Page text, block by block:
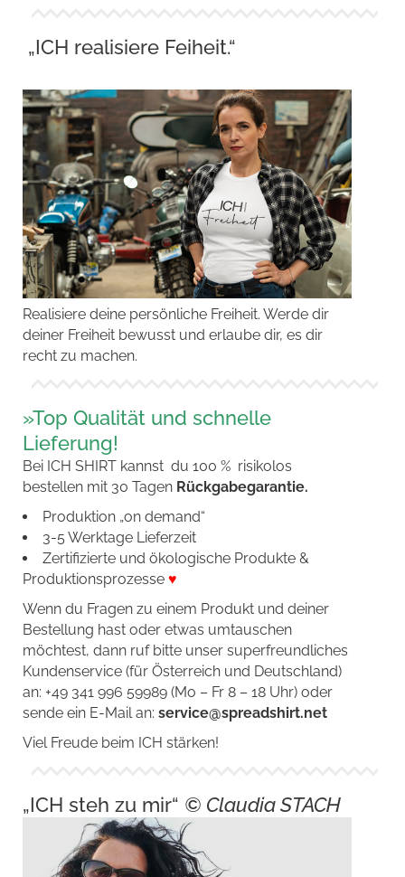
„ICH realisiere Feiheit.“
Realisiere deine persönliche Freiheit. Werde dir
deiner Freiheit bewusst und erlaube dir, es dir
recht zu machen.
»Top Qualität und schnelle
Lieferung!
Bei ICH SHIRT kannst du 100 % risikolos
bestellen mit 30 Tagen Rückgabegarantie.
Produktion „on demand“
3-5 Werktage Lieferzeit
Zertifizierte und ökologische Produkte &
Produktionsprozesse ♥
Wenn du Fragen zu einem Produkt und deiner
Bestellung hast oder etwas umtauschen
möchtest, dann ruf bitte unser superfreundliches
Kundenservice (für Österreich und Deutschland)
an: +49 341 996 59989 (Mo – Fr 8 – 18 Uhr) oder
sende ein E-Mail an: service@spreadshirt.net
Viel Freude beim ICH stärken!
„ICH steh zu mir“ © Claudia STACH